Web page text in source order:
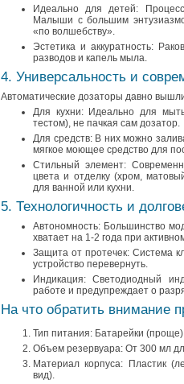
Идеально для детей:
Малыши с большим
«по волшебству».
Эстетика и аккуратность:
разводов и капель мыла.
4. Универсальность и
Автоматические дозаторы давно
Для кухни: Идеально для
тестом), не пачкая сам дозатор.
Для средств: В них можно
мягкое моющее средство для
Стильный элемент:
цвета и отделку (хром,
для ванной или кухни.
5. Технологичность и
Автономность: Большинство
хватает на 1-2 года при
Защита от протечек: Система
устройство перевернуть.
Индикация: Светодиодный
работе и предупреждает о
На что обратить внимание
Тип питания: Батарейки (проще)
Объем резервуара: От 300 мл
Материал корпуса: Пластик
вид).